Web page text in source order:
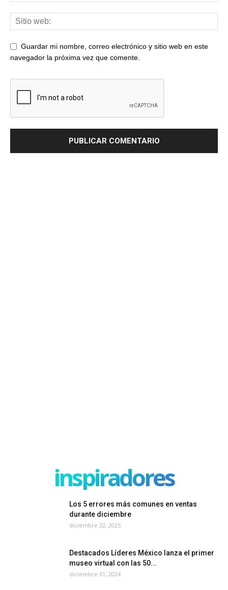
Guardar mi nombre, correo electrónico y sitio web en este
navegador la próxima vez que comente.
inspiradores
Los 5 errores más comunes en ventas
durante diciembre
diciembre 22, 2025
Destacados Líderes México lanza el primer
museo virtual con las 50...
diciembre 31, 2024